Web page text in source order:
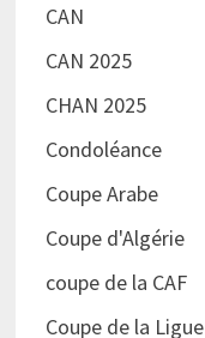
CAN
CAN 2025
CHAN 2025
Condoléance
Coupe Arabe
Coupe d'Algérie
coupe de la CAF
Coupe de la Ligue